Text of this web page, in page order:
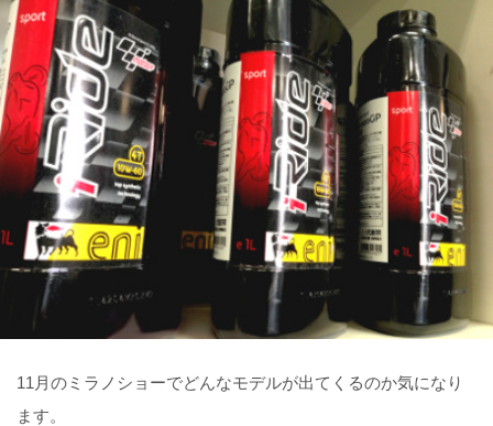
11月のミラノショーでどんなモデルが出てくるのか気になり
ます。